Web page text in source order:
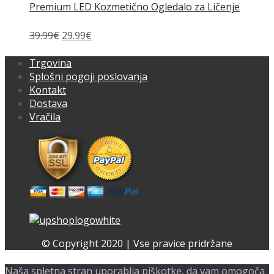
Premium LED Kozmetično Ogledalo za Ličenje
39.99€ Izvirna
je
bila:
39.99€.
29.99€
29.99€.
Trgovina
Splošni pogoji poslovanja
Kontakt
Dostava
Vračila
Facebook
Instagram© Copyright 2020 | Vse pravice pridržane
Naša spletna stran uporablja piškotke, da vam omogoča